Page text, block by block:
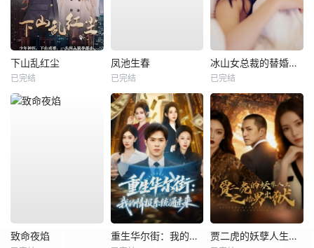
下山乱红尘
已完结
凤池生春
已完结
冰山女总裁的替婚兵王
已完结
致命夜焰 重生华尔街：我的情报系统通未来 贾二虎的妖孽人生之皓男出狱